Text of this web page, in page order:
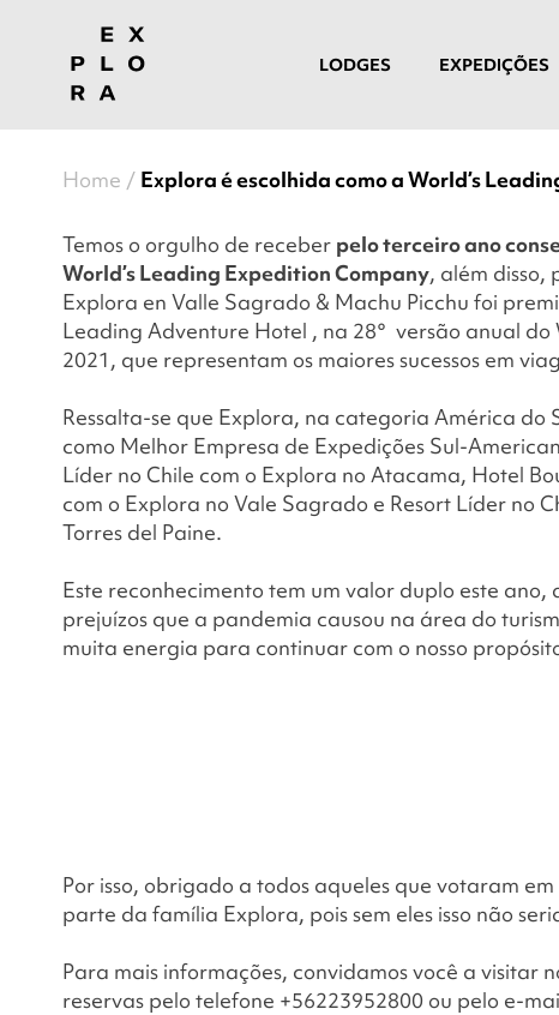
LODGES EXPEDIÇÕES
Home Explora é escolhida como a World’s
Temos o orgulho de receber pelo terceiro ano
World’s Leading Expedition Company, além disso,
Explora en Valle Sagrado & Machu Picchu foi
Leading Adventure Hotel , na 28° versão anual
2021, que representam os maiores sucessos em
Ressalta-se que Explora, na categoria América do
como Melhor Empresa de Expedições Sul-
Líder no Chile com o Explora no Atacama, Hotel
com o Explora no Vale Sagrado e Resort Líder no
Torres del Paine.
Este reconhecimento tem um valor duplo este ano,
prejuízos que a pandemia causou na área do
muita energia para continuar com o nosso
Por isso, obrigado a todos aqueles que votaram
parte da família Explora, pois sem eles isso não
Para mais informações, convidamos você a visitar
reservas pelo telefone +56223952800 ou pelo e-